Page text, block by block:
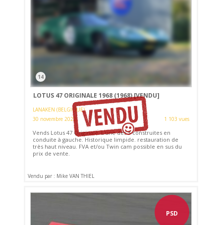
14
LOTUS 47 ORIGINALE 1968 (1968)[VENDU]
LANAKEN (BELGIQUE)
30 novembre 2022
1 103 vues
Vends Lotus 47 Originale. L'une des 3 construites en
conduite à gauche. Historique limpide. restauration de
très haut niveau. FVA et/ou Twin cam possible en sus du
prix de vente.
Vendu par : Mike VAN THIEL
PSD